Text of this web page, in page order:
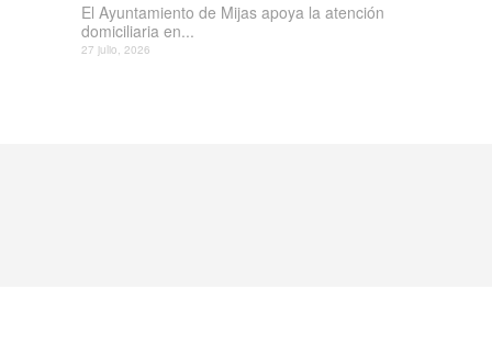
El Ayuntamiento de Mijas apoya la atención
domiciliaria en...
27 julio, 2026